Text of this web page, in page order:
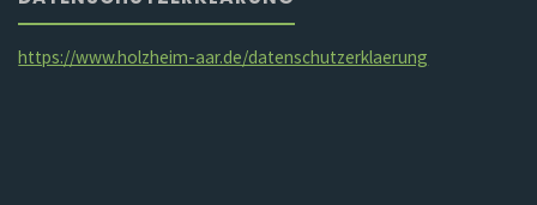
https://www.holzheim-aar.de/datenschutzerklaerung